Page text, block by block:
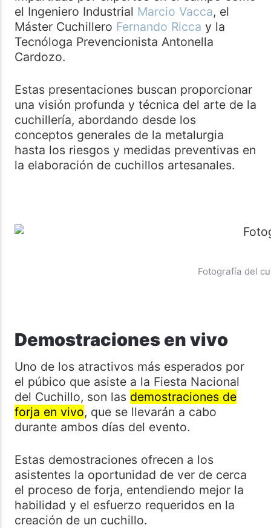
el Ingeniero Industrial Marcio Vacca, el
Máster Cuchillero Fernando Ricca y la
Tecnóloga Prevencionista Antonella
Cardozo.
Estas presentaciones buscan proporcionar
una visión profunda y técnica del arte de la
cuchillería, abordando desde los
conceptos generales de la metalurgia
hasta los riesgos y medidas preventivas en
la elaboración de cuchillos artesanales.
Fotografía del
Demostraciones en vivo
Uno de los atractivos más esperados por
el púbico que asiste a la Fiesta Nacional
del Cuchillo, son las demostraciones de
forja en vivo, que se llevarán a cabo
durante ambos días del evento.
Estas demostraciones ofrecen a los
asistentes la oportunidad de ver de cerca
el proceso de forja, entendiendo mejor la
habilidad y el esfuerzo requeridos en la
creación de un cuchillo.